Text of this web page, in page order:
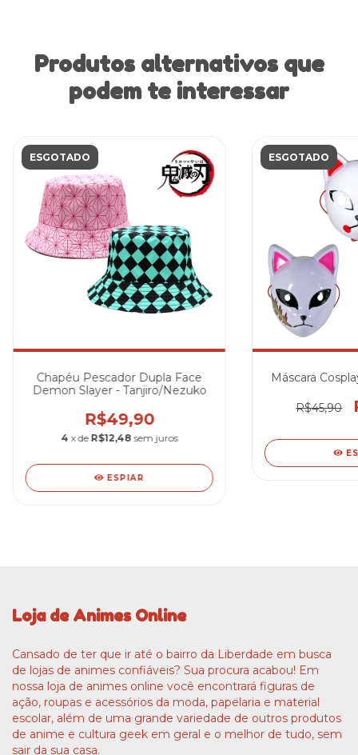
Produtos alternativos que
podem te interessar
ESGOTADO
Chapéu Pescador Dupla Face
Demon Slayer - Tanjiro/Nezuko
R$49,90
4 x de R$12,48 sem juros
ESPIAR
ESGOTADO
Máscara
R$45,90
Loja de Animes Online
Cansado de ter que ir até o bairro da Liberdade em busca
de lojas de animes confiáveis? Sua procura acabou! Em
nossa loja de animes online você encontrará figuras de
ação, roupas e acessórios da moda, papelaria e material
escolar, além de uma grande variedade de outros produtos
de anime e cultura geek em geral e o melhor de tudo, sem
sair da sua casa.